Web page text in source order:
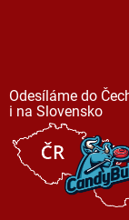
Odesíláme do
i na Slovensko